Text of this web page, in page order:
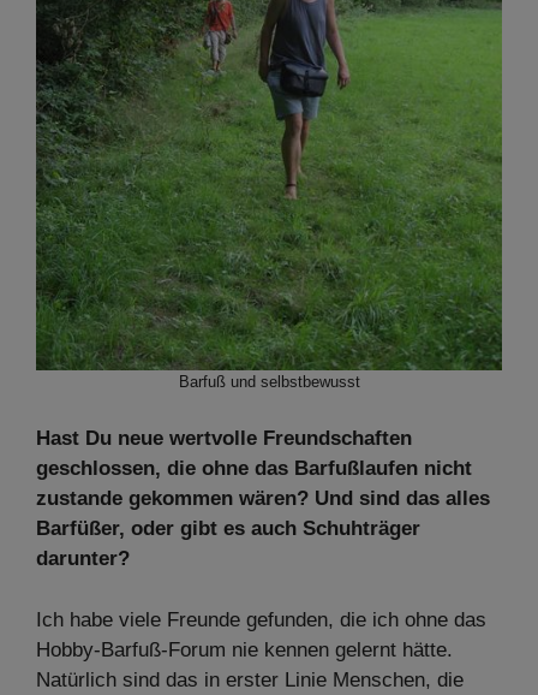
Barfuß und selbstbewusst
Hast Du neue wertvolle Freundschaften
geschlossen, die ohne das Barfußlaufen nicht
zustande gekommen wären? Und sind das alles
Barfüßer, oder gibt es auch Schuhträger
darunter?
Ich habe viele Freunde gefunden, die ich ohne das
Hobby-Barfuß-Forum nie kennen gelernt hätte.
Natürlich sind das in erster Linie Menschen, die